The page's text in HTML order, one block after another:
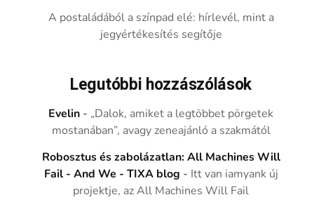
A postaládából a színpad elé: hírlevél, mint a
jegyértékesítés segítője
Legutóbbi hozzászólások
Evelin - „Dalok, amiket a legtöbbet pörgetek
mostanában”, avagy zeneajánló a szakmától
Robosztus és zabolázatlan: All Machines Will
Fail - And We - TIXA blog - Itt van iamyank új
projektje, az All Machines Will Fail